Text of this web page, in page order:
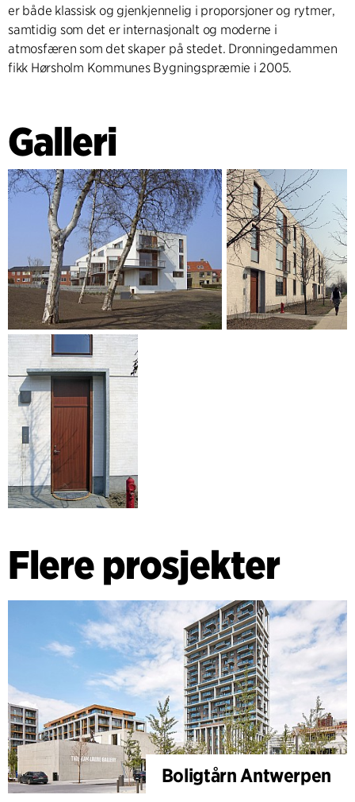
er både klassisk og gjenkjennelig i proporsjoner og rytmer,
samtidig som det er internasjonalt og moderne i
atmosfæren som det skaper på stedet. Dronningedammen
fikk Hørsholm Kommunes Bygningspræmie i 2005.
Galleri
Flere prosjekter
Boligtårn Antwerpen